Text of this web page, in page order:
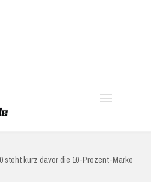
steht kurz davor die 10-Prozent-Marke